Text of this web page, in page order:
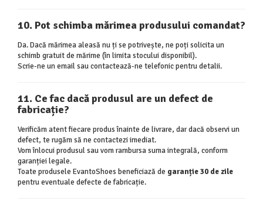
10. Pot schimba mărimea produsului comandat?
Da. Dacă mărimea aleasă nu ți se potrivește, ne poți solicita un
schimb gratuit de mărime (în limita stocului disponibil).
Scrie-ne un email sau contactează-ne telefonic pentru detalii.
11. Ce fac dacă produsul are un defect de
fabricație?
Verificăm atent fiecare produs înainte de livrare, dar dacă observi un
defect, te rugăm să ne contactezi imediat.
Vom înlocui produsul sau vom rambursa suma integrală, conform
garanției legale.
Toate produsele EvantoShoes beneficiază de garanție 30 de zile
pentru eventuale defecte de fabricație.